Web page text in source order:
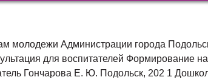
Объект исследования: проблема общения детей. Предмет исследования: содержание общения детей в условиях детского сада. Гипотеза. Предполагается, что при целенаправленном и системном предоставлении возможности совместного проживания и установления отношений в условиях жизненного сообщества свободных, равных друг с другом и взрослыми, возможно устранить трудности в общении детей. Одним из эффективных средств в формирование навыков общения детей в условиях детского сада является проведение рефлексивных кругов. Именно круг, по наблюдению психологов, является его гарантией защищенности, его также можно назвать «атмосферным явлением», п отому что тональность круга, его добросердечность и теплота опр еделяют общую атмосферу жизни де тей группы. В процессе работы в кругу происходит обмен опытом детей, выявляются различные точки зрения, активизируется творческий потенциал ребенка, формируется навык общения детей. Основная задача рефлексивных кругов заключается в том, чтобы не заставлять, не подавлять, не ломать ребенка, а помочь ему стать самим собой, через познание себя и самовыражение. Только когда ребенок примет себя со всеми своими слабостями и недостатками, когда он признает их и одновременно поймет свои сильные стороны, только тогда у р ебенка сформируется навык свободного общения с взрослыми и детьми. Виды рефлексивных кругов: Л ичностные Цель: способствовать познанию самого себя, своих мыслей, чувств, своего духовного мира, оценка себя в обществе других сверстников и взрослых, развитие речи как средства общения; С обытийные Цель: осмысление собственных действий и состояний( учатся анализировать и передавать своё отношение к событиям прошедшей недел и, дня и частично планировать свою деятельность на будущее) ; Т ворческие Цель: развитие творческого потенциала( дети учатся фантазировать, сочинять) , релаксация, этюды и представления о музыке, красоте, рассказы по воображению и т. п. ; П онятийные Ц е ль: способствовать осмысленному пониманию и восприятию духовной действительности человека, формирование умения решать спорные вопросы и улаживать конфликты с помощью речи. Важно, чтобы в каждой группе дошкольного учреждения, как в любой общности, были свои ритуалы и традиции. Ежедневные ритуалы: Утром обсуждаем все вместе, какой сегодня день, с каким настроением пришёл ребёнок в детский сад, о чём хочется рассказать друзьям, что ребенок ждёт от сегодняшнего дня. Перед свободной работой ребёнок планирует, с каким материалом хочет поработать, прогнозирует свою деятельность, ставит перед собой цель работы После свободной работы подводит итог своей деятельности, анализирует успешность выполнения поставленной цели, планирует организованную образовательную деятельность на завтрашний день. Перед уходом домой( вечером) беседуем, подводим итоги: чем каждому запомнился, понравился сегодняшний день; чему научился за день; что бы хотелось изменить,